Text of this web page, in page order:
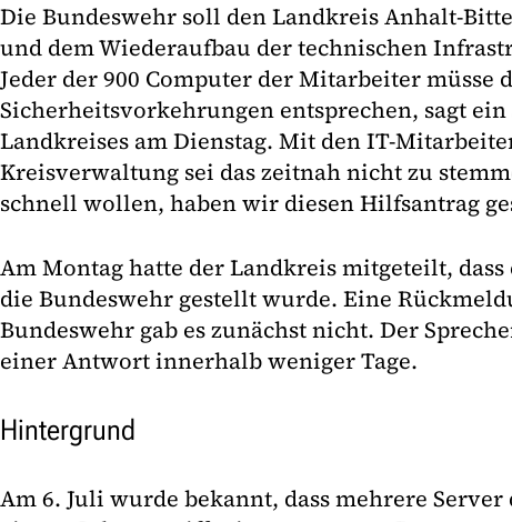
Die Bundeswehr soll den Landkreis Anhalt-
und dem Wiederaufbau der technischen
Jeder der 900 Computer der Mitarbeiter müsse
Sicherheitsvorkehrungen entsprechen, sagt ein
Landkreises am Dienstag. Mit den IT-
Kreisverwaltung sei das zeitnah nicht zu
schnell wollen, haben wir diesen Hilfsantrag
Am Montag hatte der Landkreis mitgeteilt,
die Bundeswehr gestellt wurde. Eine
Bundeswehr gab es zunächst nicht. Der
einer Antwort innerhalb weniger Tage.
Hintergrund
Am 6. Juli wurde bekannt, dass mehrere Server